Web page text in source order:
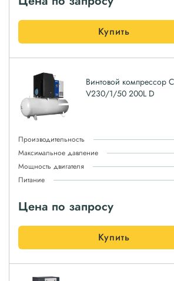
Купить
Винтовой компрессор
V230/1/50 200L D
Производительность
Максимальное давление
Мощность двигателя
Питание
Цена по запросу
Купить